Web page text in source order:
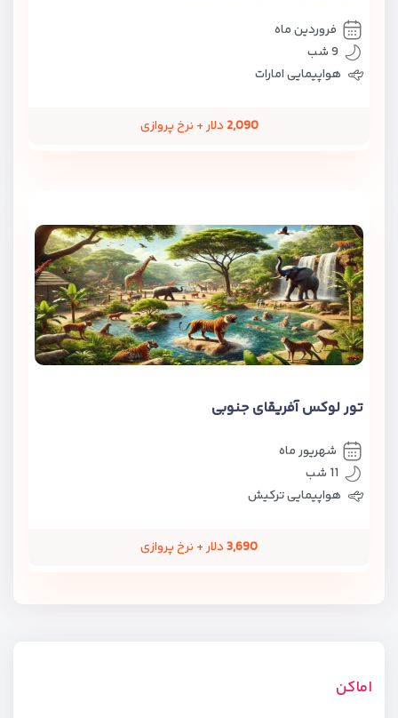
فروردین ماه
9 شب
هواپیمایی امارات
2,090 دلار + نرخ پروازی
تور لوکس آفریقای جنوبی
شهریور ماه
11 شب
هواپیمایی ترکیش
3,690دلار + نرخ پروازی
اماکن